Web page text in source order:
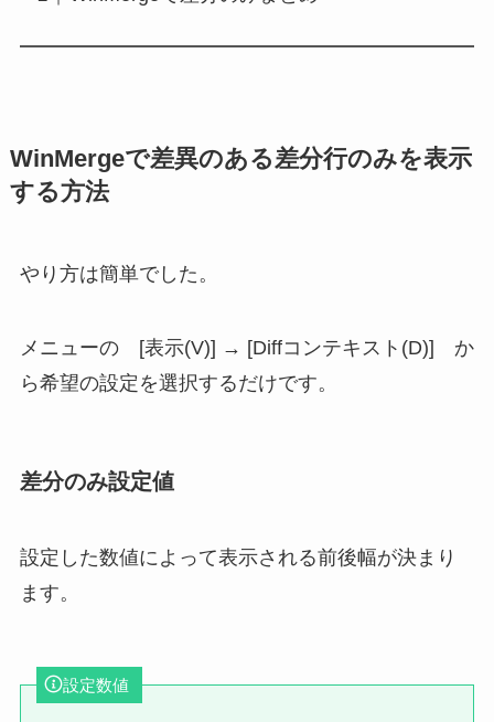
WinMergeで差異のある差分行のみを表示
する方法
やり方は簡単でした。
メニューの [表示(V)] → [Diffコンテキスト(D)] か
ら希望の設定を選択するだけです。
差分のみ設定値
設定した数値によって表示される前後幅が決まり
ます。
設定数値